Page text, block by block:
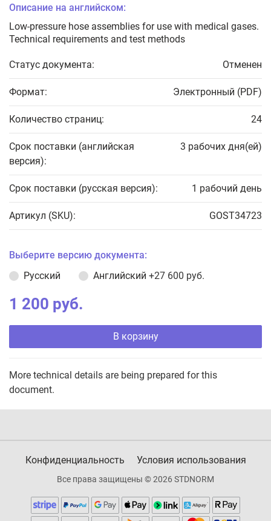
Описание на английском:
Low-pressure hose assemblies for use with medical gases.
Technical requirements and test methods
Статус документа: Отменен
Формат: Электронный (PDF)
Количество страниц: 24
Срок поставки (английская
версия):
3 рабочих дня(ей)
Срок поставки (русская версия): 1 рабочий день
Артикул (SKU): GOST34723
Выберите версию документа:
Русский
Английский +27 600 руб.
1 200 руб.
В корзину
More technical details are being prepared for this
document.
Конфиденциальность Условия использования
Все права защищены © 2026 STDNORM